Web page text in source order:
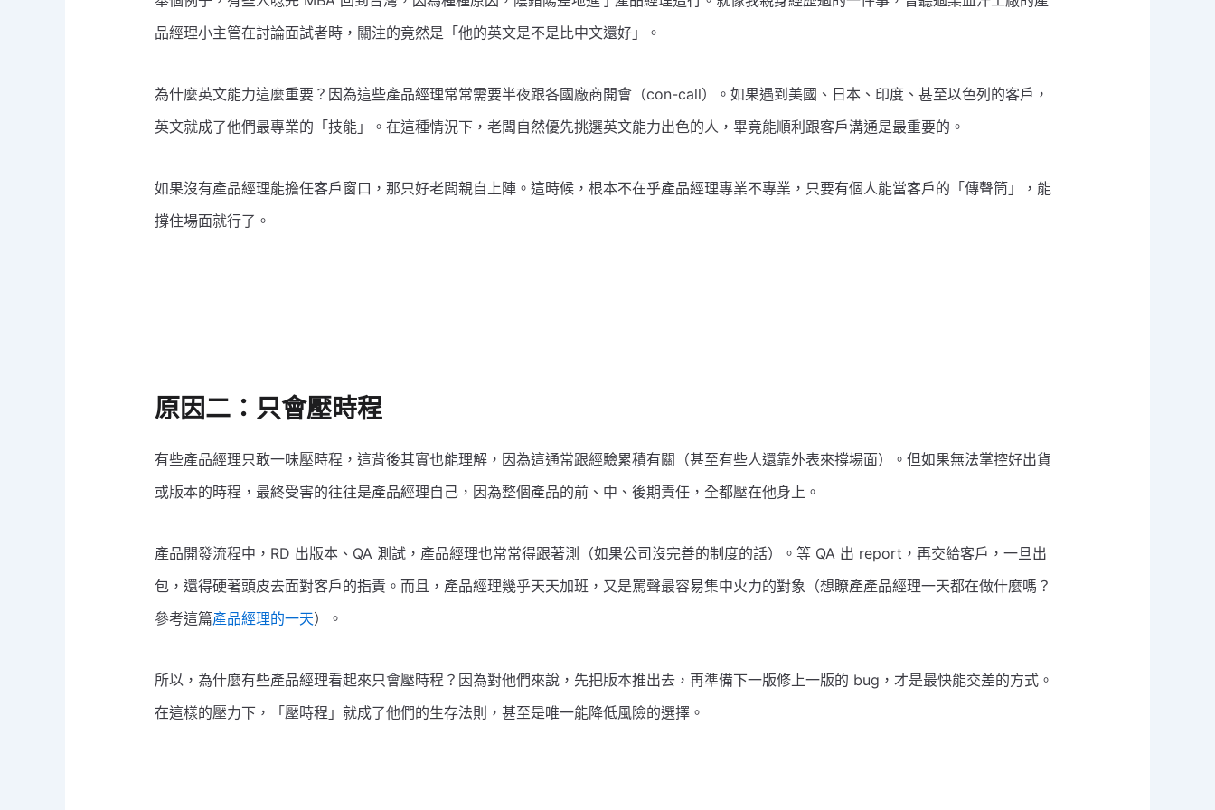
品經理小主管在討論面試者時，關注的竟然是「他的英文是不是比中文還好」。
為什麼英文能力這麼重要？因為這些產品經理常常需要半夜跟各國廠商開會（con-call）。如果遇到美國、日本、印度、甚至以色列的客戶，
英文就成了他們最專業的「技能」。在這種情況下，老闆自然優先挑選英文能力出色的人，畢竟能順利跟客戶溝通是最重要的。
如果沒有產品經理能擔任客戶窗口，那只好老闆親自上陣。這時候，根本不在乎產品經理專業不專業，只要有個人能當客戶的「傳聲筒」，能
撐住場面就行了。
原因二：只會壓時程
有些產品經理只敢一味壓時程，這背後其實也能理解，因為這通常跟經驗累積有關（甚至有些人還靠外表來撐場面）。但如果無法掌控好出貨
或版本的時程，最終受害的往往是產品經理自己，因為整個產品的前、中、後期責任，全都壓在他身上。
產品開發流程中，RD 出版本、QA 測試，產品經理也常常得跟著測（如果公司沒完善的制度的話）。等 QA 出 report，再交給客戶，一旦出
包，還得硬著頭皮去面對客戶的指責。而且，產品經理幾乎天天加班，又是罵聲最容易集中火力的對象（想瞭產產品經理一天都在做什麼嗎？
參考這篇產品經理的一天）。
所以，為什麼有些產品經理看起來只會壓時程？因為對他們來說，先把版本推出去，再準備下一版修上一版的 bug，才是最快能交差的方式。
在這樣的壓力下，「壓時程」就成了他們的生存法則，甚至是唯一能降低風險的選擇。